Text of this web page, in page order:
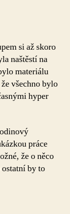
si až skoro
naštěstí na
materiálu
všechno bylo
hyper
práce
že o něco
by to